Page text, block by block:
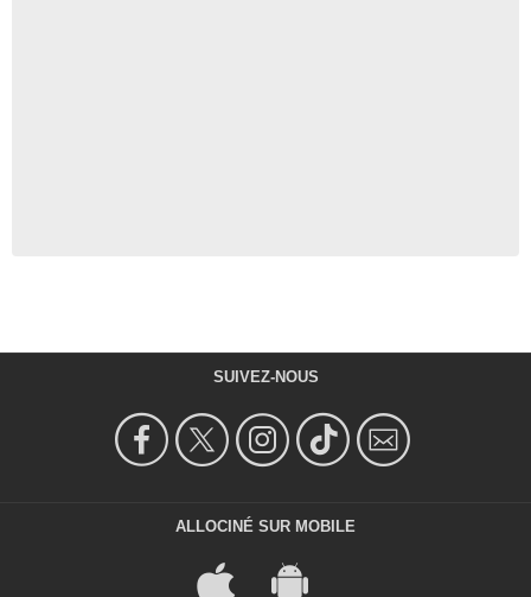
SUIVEZ-NOUS
ALLOCINÉ SUR MOBILE